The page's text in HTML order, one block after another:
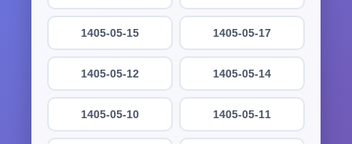
1405-05-17
1405-05-15
1405-05-14
1405-05-12
1405-05-11
1405-05-10